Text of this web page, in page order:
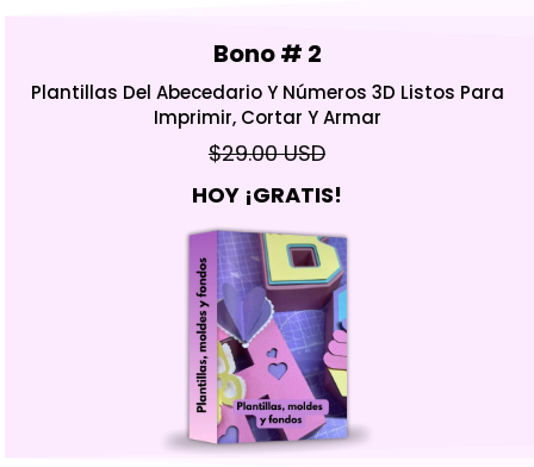
Bono # 2
Plantillas Del Abecedario Y Números 3D Listos Para
Imprimir, Cortar Y Armar
$29.00 USD
HOY ¡GRATIS!